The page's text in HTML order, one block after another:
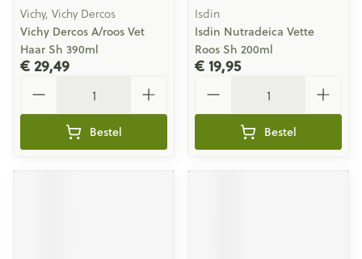
Vichy, Vichy Dercos
Vichy Dercos A/roos Vet
Haar Sh 390ml
€ 29,49
Bestel
Isdin
Isdin Nutradeica Vette
Roos Sh 200ml
€ 19,95
Bestel